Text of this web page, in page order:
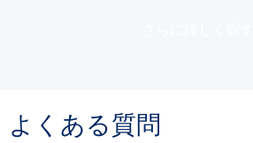
よくある質問